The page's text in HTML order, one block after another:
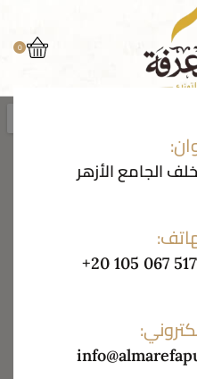
0
الجامع الأزهر
‎+20 105 067